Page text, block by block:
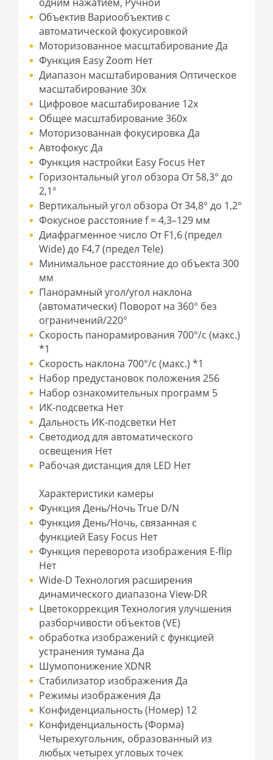
Объектив Вариообъектив с
автоматической фокусировкой
Моторизованное масштабирование Да
Функция Easy Zoom Нет
Диапазон масштабирования Оптическое
масштабирование 30x
Цифровое масштабирование 12x
Общее масштабирование 360x
Моторизованная фокусировка Да
Автофокус Да
Функция настройки Easy Focus Нет
Горизонтальный угол обзора От 58,3° до
2,1°
Вертикальный угол обзора От 34,8° до 1,2°
Фокусное расстояние f = 4,3–129 мм
Диафрагменное число От F1,6 (предел
Wide) до F4,7 (предел Tele)
Минимальное расстояние до объекта 300
мм
Панорамный угол/угол наклона
(автоматически) Поворот на 360° без
ограничений/220°
Скорость панорамирования 700°/с (макс.)
*1
Скорость наклона 700°/с (макс.) *1
Набор предустановок положения 256
Набор ознакомительных программ 5
ИК-подсветка Нет
Дальность ИК-подсветки Нет
Светодиод для автоматического
освещения Нет
Рабочая дистанция для LED Нет
Характеристики камеры
Функция День/Ночь True D/N
Функция День/Ночь, связанная с
функцией Easy Focus Нет
Функция переворота изображения E-flip
Нет
Wide-D Технология расширения
динамического диапазона View-DR
Цветокоррекция Технология улучшения
разборчивости объектов (VE)
обработка изображений с функцией
устранения тумана Да
Шумопонижение XDNR
Стабилизатор изображения Да
Режимы изображения Да
Конфиденциальность (Номер) 12
Конфиденциальность (Форма)
Четырехугольник, образованный из
любых четырех угловых точек